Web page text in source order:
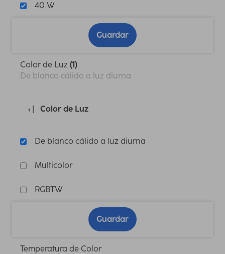
40 W
Guardar
Color de Luz (1)
De blanco cálido a luz diurna
Color de Luz
De blanco cálido a luz diurna
Multicolor
RGBTW
Guardar
Temperatura de Color